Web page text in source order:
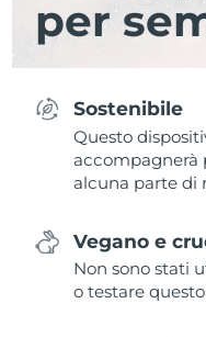
per
Sostenibile
Questo
accompagnerà
alcuna parte di
Vegano e
Non sono stati
o testare